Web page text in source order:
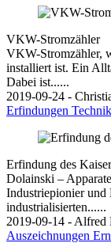
VKW-Stromzähler
VKW-Stromzähler,
installiert ist. Ein
Dabei ist......
2019-09-24 -
Erfindungen Technik
Erfindung des
Dolainski –
Industriepionier und
industrialisierten......
2019-09-14 - Alfred
Auszeichnungen